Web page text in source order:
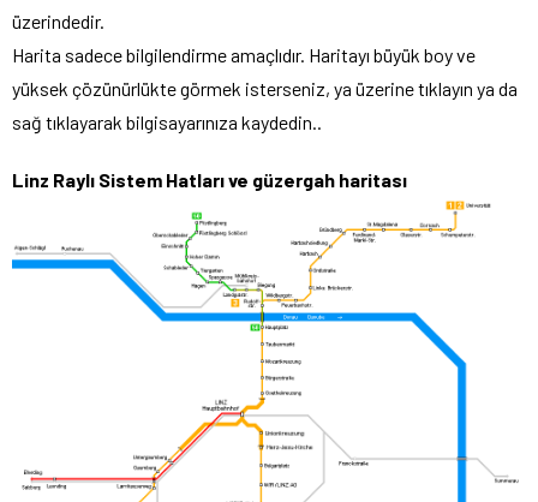
üzerindedir.
Harita sadece bilgilendirme amaçlıdır. Haritayı büyük boy ve
yüksek çözünürlükte görmek isterseniz, ya üzerine tıklayın ya da
sağ tıklayarak bilgisayarınıza kaydedin..
Linz Raylı Sistem Hatlarıve güzergah haritası